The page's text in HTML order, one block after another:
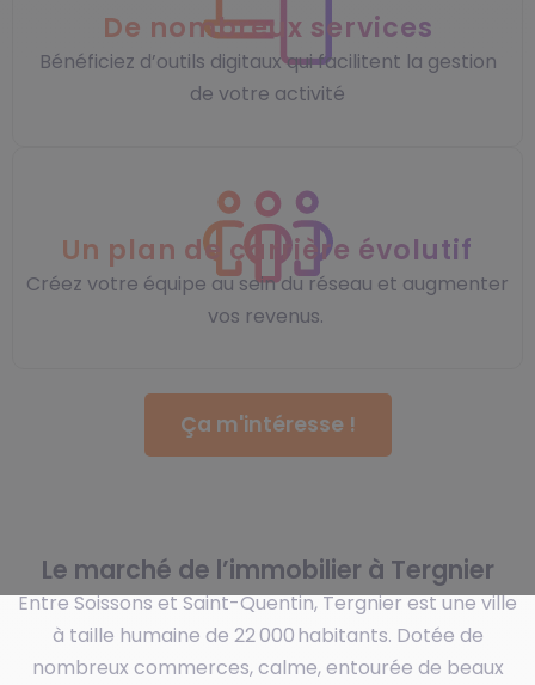
De nombreux services
Bénéficiez d’outils digitaux qui facilitent la gestion
de votre activité
Un plan de carrière évolutif
Créez votre équipe au sein du réseau et augmenter
vos revenus.
Ça m'intéresse !
Le marché de l’immobilier à Tergnier
Entre Soissons et Saint-Quentin, Tergnier est une ville
à taille humaine de 22 000 habitants. Dotée de
nombreux commerces, calme, entourée de beaux